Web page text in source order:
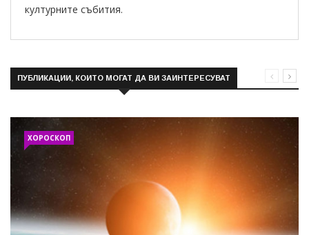
културните събития.
ПУБЛИКАЦИИ, КОИТО МОГАТ ДА ВИ ЗАИНТЕРЕСУВАТ
ХОРОСКОП